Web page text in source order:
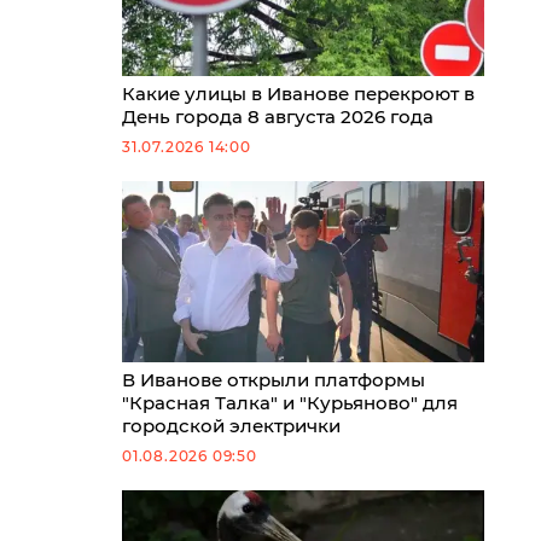
Какие улицы в Иванове перекроют в
День города 8 августа 2026 года
31.07.2026 14:00
В Иванове открыли платформы
"Красная Талка" и "Курьяново" для
городской электрички
01.08.2026 09:50